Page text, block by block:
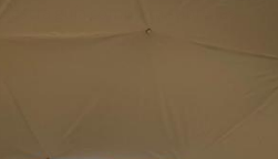
guía completa sobre las